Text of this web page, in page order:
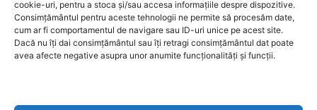
cookie-uri, pentru a stoca și/sau accesa informațiile despre dispozitive.
Consimțământul pentru aceste tehnologii ne permite să procesăm date,
cum ar fi comportamentul de navigare sau ID-uri unice pe acest site.
Dacă nu îți dai consimțământul sau îți retragi consimțământul dat poate
avea afecte negative asupra unor anumite funcționalități și funcții.
EXISTĂ MOTIVE PENTRU O COMPANIE SĂ RĂMÂNĂ LA ABONAMENT?
SPLENDOARE LA 1600 M ALTITUDINE: MUNȚII RODNEI S-AU PREGĂTIT SPECIAL
PENTRU TURIȘTI